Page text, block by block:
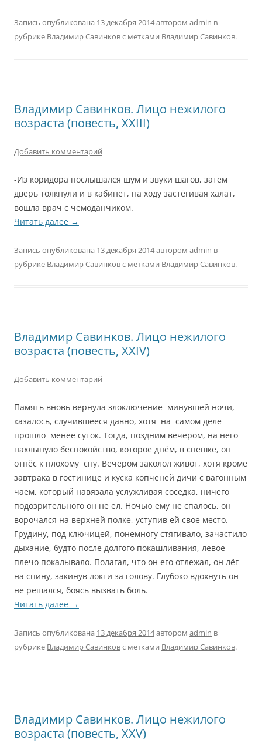
Запись опубликована 13 декабря 2014автором admin в
рубрике Владимир Савинковс метками Владимир Савинков.
Владимир Савинков. Лицо нежилого
возраста (повесть, XXIII)
Добавить комментарий
-Из коридора послышался шум и звуки шагов, затем
дверь толкнули и в кабинет, на ходу застёгивая халат,
вошла врач с чемоданчиком.
Читать далее →
Запись опубликована 13 декабря 2014автором admin в
рубрике Владимир Савинковс метками Владимир Савинков.
Владимир Савинков. Лицо нежилого
возраста (повесть, XXIV)
Добавить комментарий
Память вновь вернула злоключение минувшей ночи,
казалось, случившееся давно, xотя на самом деле
прошло менее суток. Тогда, поздним вечером, на него
нахлынуло беспокойство, которое днём, в спешке, он
отнёс к плохому сну. Вечером заколол живот, хотя кроме
завтрака в гостинице и куска копченей дичи с вагонным
чаем, который навязала услужливая соседка, ничего
подозрительного он не ел. Ночью ему не спалось, он
ворочался на верхней полке, уступив ей свое место.
Грудину, под ключицей, понемногу стягивало, зачастило
дыхание, будто после долгого покашливания, левое
плечо покалывало. Полагал, что он его отлежал, он лёг
на спину, закинув локти за голову. Глубоко вдохнуть он
не решался, боясь вызвать боль.
Читать далее →
Запись опубликована 13 декабря 2014автором admin в
рубрике Владимир Савинковс метками Владимир Савинков.
Владимир Савинков. Лицо нежилого
возраста (повесть, XXV)